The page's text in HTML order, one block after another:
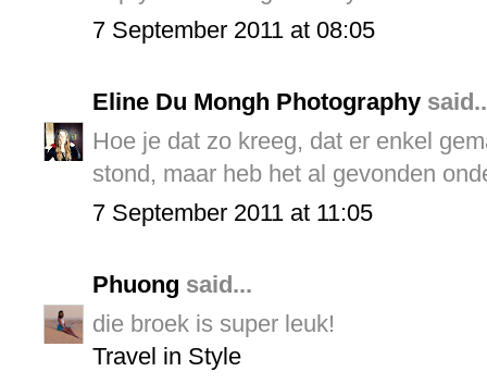
7 September 2011 at 08:05
Eline Du Mongh Photography
Hoe je dat zo kreeg, dat er enkel
stond, maar heb het al gevonden
7 September 2011 at 11:05
Phuong said...
die broek is super leuk!
Travel in Style